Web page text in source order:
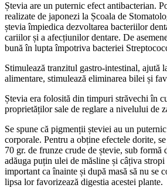
Ștevia are un puternic efect antibacterian.
realizate de japonezi la Școala de
ștevia împiedica dezvoltarea bacteriilor
cariilor și a afecțiunilor dentare. De
bună în lupta împotriva bacteriei
Stimulează tranzitul gastro-intestinal, ajută
alimentare, stimulează eliminarea bilei și
Ștevia era folosită din timpuri străvechi în
proprietăților sale de reglare a nivelului de
Se spune că pigmenții șteviei au un
corporale. Pentru a obține efectele dorite,
70 gr. de frunze crude de ștevie, sub formă
adăuga puțin ulei de măsline și câțiva stropi
important ca înainte și după masă să nu se
lipsa lor favorizează digestia acestei plante.